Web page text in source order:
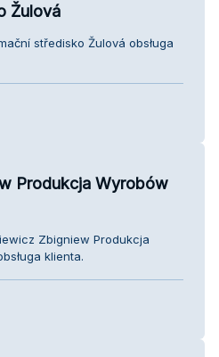
Žulová
středisko Žulová obsługa
Produkcja Wyrobów
Zbigniew Produkcja
klienta.